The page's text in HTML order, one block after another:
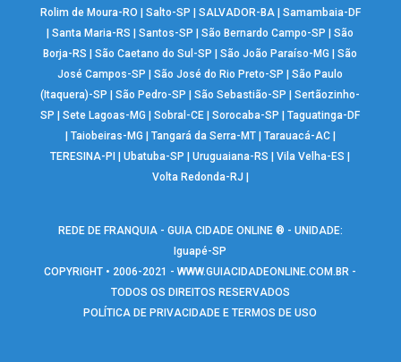
Rolim de Moura-RO
Salto-SP SALVADOR-BA| Samambaia-DF
|Santa Maria-RS |Santos-SP |São Bernardo Campo-SP |São
Borja-RS
|São Caetano do Sul-SP |São João Paraíso-MG |São
José Campos-SP
|São José do Rio Preto-SP |São Paulo
(Itaquera)-SP
|São Pedro-SP |São Sebastião-SP |Sertãozinho-
SP
|Sete Lagoas-MG |Sobral-CE |Sorocaba-SP |Taguatinga-DF
Taiobeiras-MG Tangará da Serra-MT| Tarauacá-AC|
TERESINA-PI
|Ubatuba-SP |Uruguaiana-RS |Vila Velha-ES
Volta Redonda-RJ
REDE DE FRANQUIA - GUIA CIDADE ONLINE ® - UNIDADE:
Iguapé-SP
COPYRIGHT • 2006-2021 -WWW.GUIACIDADEONLINE.COM.BR -
TODOS OS DIREITOS RESERVADOS
POLÍTICA DE PRIVACIDADE E TERMOS DE USO